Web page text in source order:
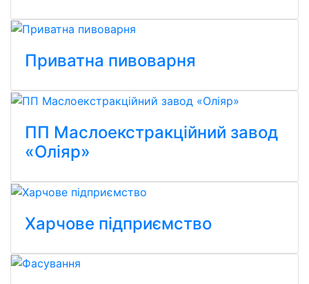
Приватна пивоварня
ПП Маслоекстракційний завод
«Оліяр»
Харчове підприємство